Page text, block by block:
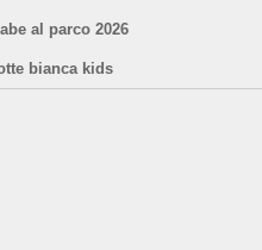
al parco 2026
bianca kids